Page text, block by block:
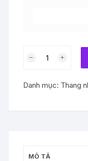
vịn
Danh mục: Thang
MÔ TẢ